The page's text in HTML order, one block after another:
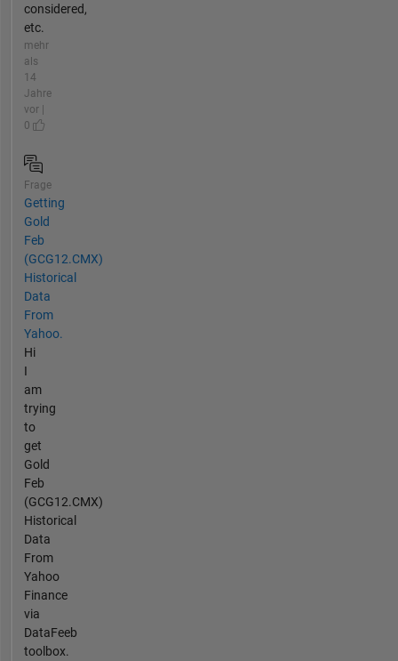
considered,
etc.
mehr
als
14
Jahre
vor |
0
Frage
Getting
Gold
Feb
(GCG12.CMX)
Historical
Data
From
Yahoo.
Hi
I
am
trying
to
get
Gold
Feb
(GCG12.CMX)
Historical
Data
From
Yahoo
Finance
via
DataFeeb
toolbox.